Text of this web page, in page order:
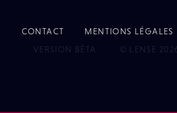
CONTACT
MENTIONS LÉGALES
VERSION BÊTA
© LENSE